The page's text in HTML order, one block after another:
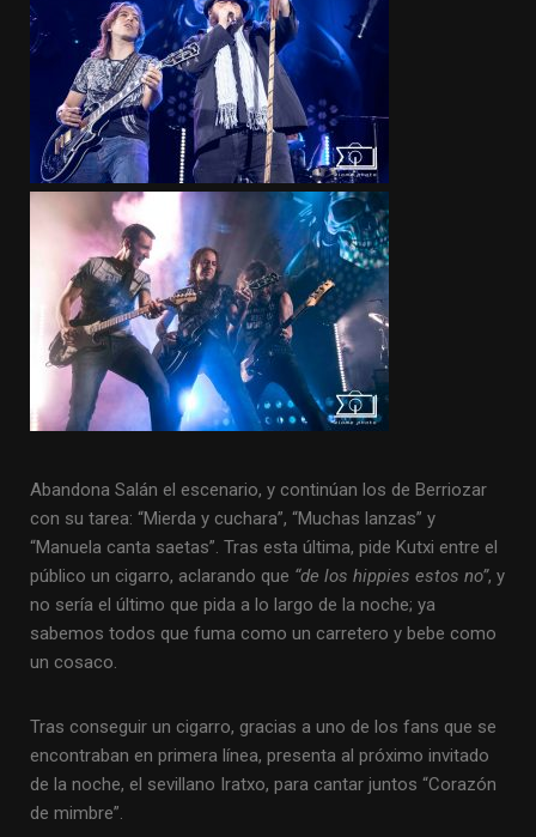
Abandona Salán el escenario, y continúan los de Berriozar
con su tarea: “Mierda y cuchara”, “Muchas lanzas” y
“Manuela canta saetas”. Tras esta última, pide Kutxi entre el
público un cigarro, aclarando que “de los hippies estos no”, y
no sería el último que pida a lo largo de la noche; ya
sabemos todos que fuma como un carretero y bebe como
un cosaco.
Tras conseguir un cigarro, gracias a uno de los fans que se
encontraban en primera línea, presenta al próximo invitado
de la noche, el sevillano Iratxo, para cantar juntos “Corazón
de mimbre”.